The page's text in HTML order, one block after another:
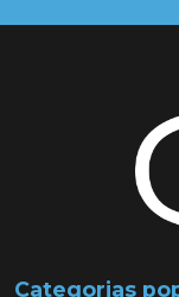
Categorias